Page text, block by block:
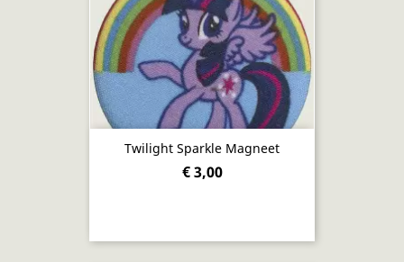
Twilight Sparkle Magneet
€ 3,00